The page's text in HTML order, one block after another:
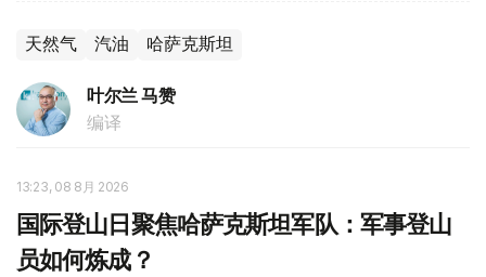
天然气 汽油 哈萨克斯坦
叶尔兰 马赞
编译
13:23, 08 8月 2026
国际登山日聚焦哈萨克斯坦军队：军事登山
员如何炼成？